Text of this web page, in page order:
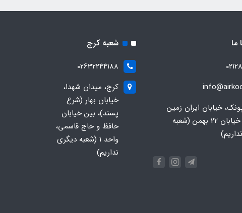
ما
خیابان ایران زمین
جنوبی، خیابان 22 بهمن (شعبه
شعبه کرج
02632244188
کرج، میدان شهدا،
خیابان بهار (شرع
پسند)، بین خیابان
حافظ و حاج قاسمی،
واحد ۱ (شعبه دیگری
نداریم)